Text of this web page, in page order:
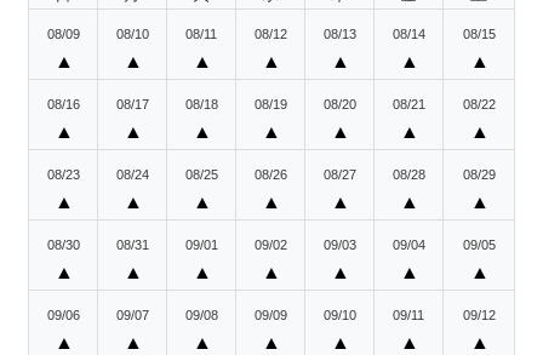
08/09
▲
08/10
▲
08/11
▲
08/12
▲
08/13
▲
08/14
▲
08/15
▲
08/16
▲
08/17
▲
08/18
▲
08/19
▲
08/20
▲
08/21
▲
08/22
▲
08/23
▲
08/24
▲
08/25
▲
08/26
▲
08/27
▲
08/28
▲
08/29
▲
08/30
▲
08/31
▲
09/01
▲
09/02
▲
09/03
▲
09/04
▲
09/05
▲
09/06
▲
09/07
▲
09/08
▲
09/09
▲
09/10
▲
09/11
▲
09/12
▲